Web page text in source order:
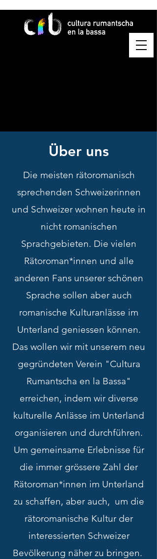
​Über uns
Die meisten rätoromanisch
sprechenden Schweizerinnen
und Schweizer wohnen heute in
nicht romanischen
Sprachgebieten. Die vielen
Rätoroman*innen und alle
anderen Fans unserer schönen
Sprache sollen aber auch
romanische Kulturanlässe im
Unterland geniessen können.
Das wollen wir mit unserem neu
gegründeten Verein "Cultura
Rumantscha en la Bassa"
erreichen, indem wir diverse
kulturelle Anlässe im Unterland
organisieren und durchführen.
Um gemeinsame Erlebnisse für
die immer grössere Zahl der
Rätoroman*innen im Unterland
zu schaffen, aber auch, um die
rätoromanische Kultur der
interessierten Schweizer
Bevölkerung näher zu bringen.